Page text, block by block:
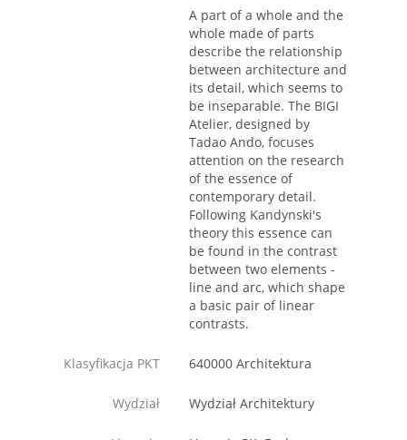
A part of a whole and the
whole made of parts
describe the relationship
between architecture and
its detail, which seems to
be inseparable. The BIGI
Atelier, designed by
Tadao Ando, focuses
attention on the research
of the essence of
contemporary detail.
Following Kandynski's
theory this essence can
be found in the contrast
between two elements -
line and arc, which shape
a basic pair of linear
contrasts.
Klasyfikacja PKT 640000 Architektura
Wydział Wydział Architektury